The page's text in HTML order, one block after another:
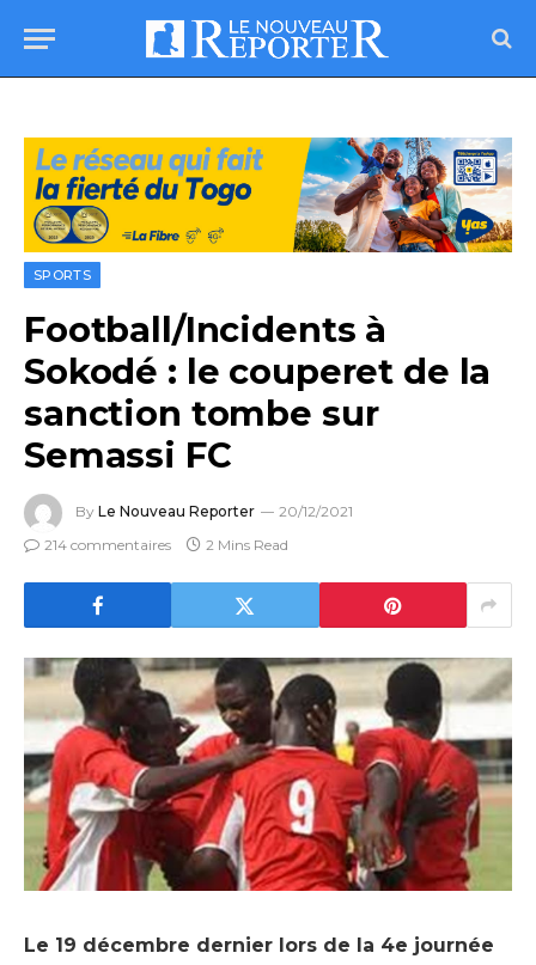
SPORTS
Football/Incidents à
Sokodé : le couperet de la
sanction tombe sur
Semassi FC
By Le Nouveau Reporter
20/12/2021
214 commentaires
2 Mins Read
Le 19 décembre dernier lors de la 4e journée